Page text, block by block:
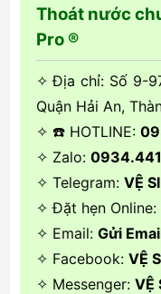
Thoát nước
Pro ®
✧ Địa chỉ: Số 9-
Quận Hải An,
✧ ☎️ HOTLINE:
✧ Zalo:
✧ Telegram: VỆ
✧ Đặt hẹn Online:
✧ Email: Gửi
✧ Facebook: VỆ
✧ Messenger: VỆ